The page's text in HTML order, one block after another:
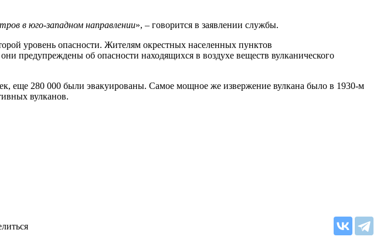
в юго-западном направлении», – говорится в заявлении службы.
уровень опасности. Жителям окрестных населенных пунктов
предупреждены об опасности находящихся в воздухе веществ вулканического
еще 280 000 были эвакуированы. Самое мощное же извержение вулкана было в 1930-м
вулканов.